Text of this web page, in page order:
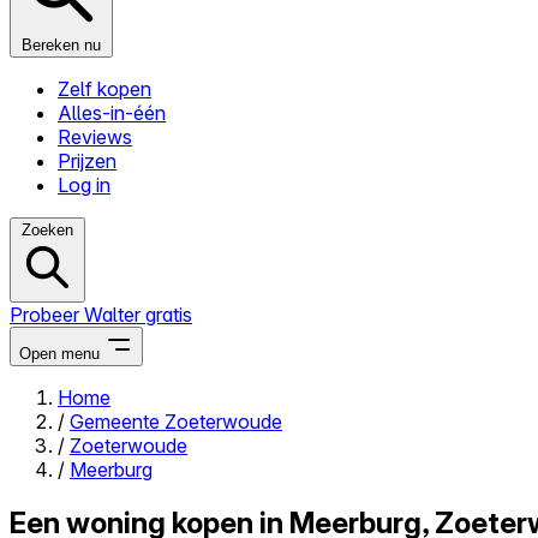
Bereken nu
Zelf kopen
Alles-in-één
Reviews
Prijzen
Log in
Zoeken
Probeer Walter gratis
Open menu
Close menu
Home
/ Gemeente Zoeterwoude
/ Zoeterwoude
/ Meerburg
Een woning kopen in Meerburg,